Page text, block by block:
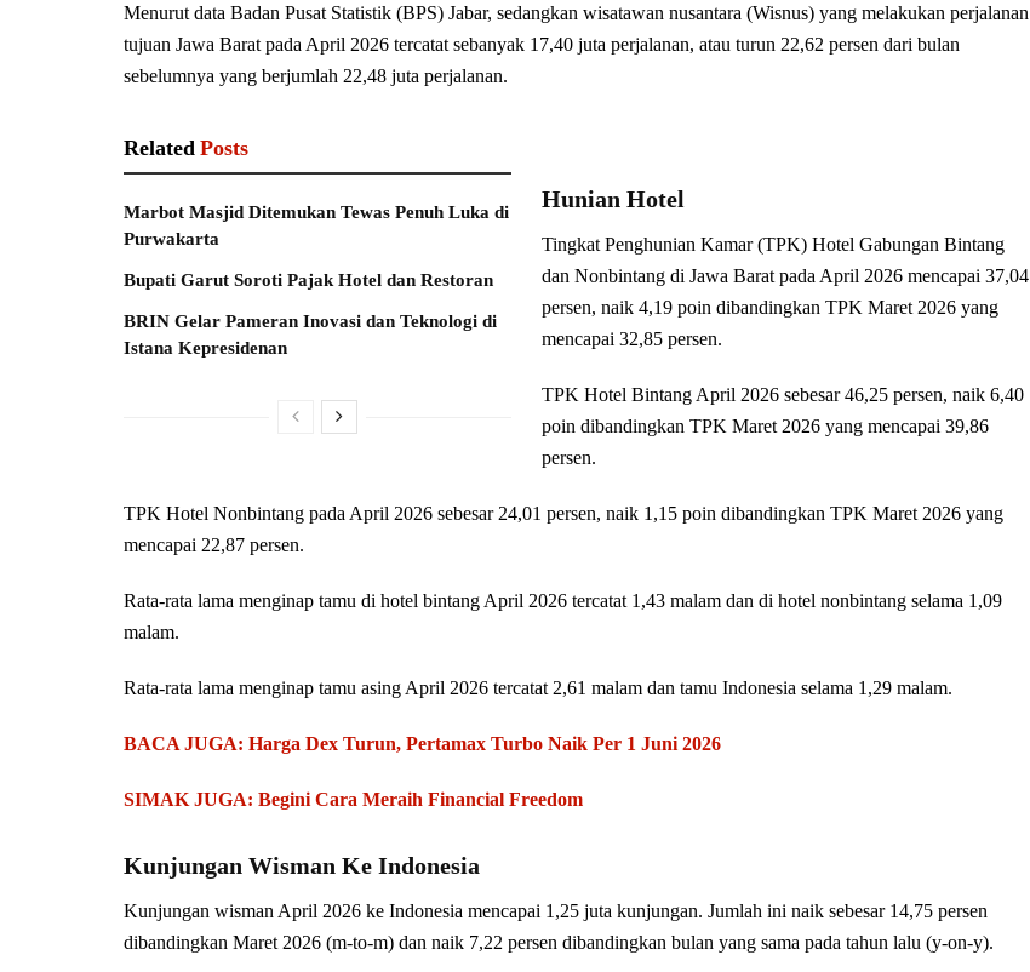
Menurut data Badan Pusat Statistik (BPS) Jabar, sedangkan wisatawan nusantara (Wisnus) yang melakukan perjalanan
tujuan Jawa Barat pada April 2026 tercatat sebanyak 17,40 juta perjalanan, atau turun 22,62 persen dari bulan
sebelumnya yang berjumlah 22,48 juta perjalanan.
Related Posts
Marbot Masjid Ditemukan Tewas Penuh Luka di
Purwakarta
Bupati Garut Soroti Pajak Hotel dan Restoran
BRIN Gelar Pameran Inovasi dan Teknologi di
Istana Kepresidenan
Hunian Hotel
Tingkat Penghunian Kamar (TPK) Hotel Gabungan Bintang
dan Nonbintang di Jawa Barat pada April 2026 mencapai 37,04
persen, naik 4,19 poin dibandingkan TPK Maret 2026 yang
mencapai 32,85 persen.
TPK Hotel Bintang April 2026 sebesar 46,25 persen, naik 6,40
poin dibandingkan TPK Maret 2026 yang mencapai 39,86
persen.
TPK Hotel Nonbintang pada April 2026 sebesar 24,01 persen, naik 1,15 poin dibandingkan TPK Maret 2026 yang
mencapai 22,87 persen.
Rata-rata lama menginap tamu di hotel bintang April 2026 tercatat 1,43 malam dan di hotel nonbintang selama 1,09
malam.
Rata-rata lama menginap tamu asing April 2026 tercatat 2,61 malam dan tamu Indonesia selama 1,29 malam.
BACA JUGA: Harga Dex Turun, Pertamax Turbo Naik Per 1 Juni 2026
SIMAK JUGA: Begini Cara Meraih Financial Freedom
Kunjungan Wisman Ke Indonesia
Kunjungan wisman April 2026 ke Indonesia mencapai 1,25 juta kunjungan. Jumlah ini naik sebesar 14,75 persen
dibandingkan Maret 2026 (m-to-m) dan naik 7,22 persen dibandingkan bulan yang sama pada tahun lalu (y-on-y).